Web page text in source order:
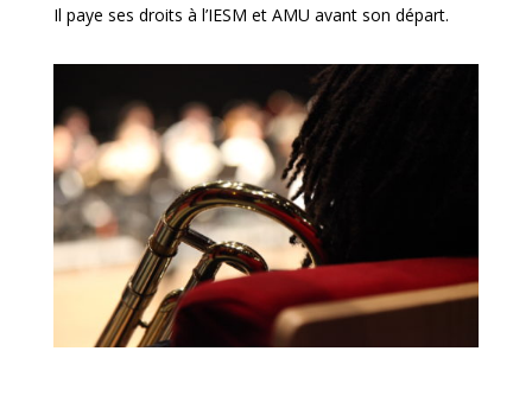
Il paye ses droits à l’IESM et AMU avant son départ.